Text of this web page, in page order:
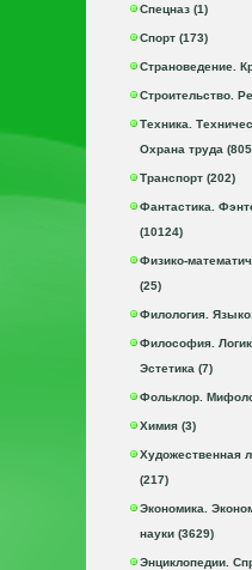
Спецназ (1)
Спорт (173)
Страноведение.
Строительство.
Техника.
Охрана труда
Транспорт (202)
Фантастика.
(10124)
Физико-
(25)
Филология.
Философия.
Эстетика (7)
Фольклор.
Химия (3)
Художественная
(217)
Экономика.
науки (3629)
Энциклопедии.